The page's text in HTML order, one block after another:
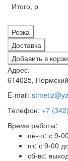
Итого, р
Резка
Доставка
Добавить в
Адрес:
614025,
E-mail:
Телефон: +7
Время работы:
пн-чт: с 9-
пт: с 9-00
сб-вс: